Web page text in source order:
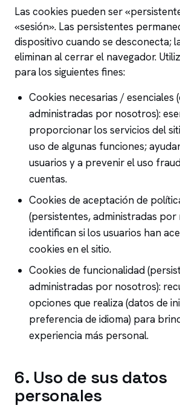
Las cookies pueden ser
«sesión». Las persistentes
dispositivo cuando se desconecta;
eliminan al cerrar el navegador.
para los siguientes fines:
Cookies necesarias / esenciales
administradas por nosotros):
proporcionar los servicios del
uso de algunas funciones;
usuarios y a prevenir el uso
cuentas.
Cookies de aceptación de
(persistentes, administradas por
identifican si los usuarios han
cookies en el sitio.
Cookies de funcionalidad
administradas por nosotros):
opciones que realiza (datos de
preferencia de idioma) para
experiencia más personal.
6. Uso de sus datos
personales